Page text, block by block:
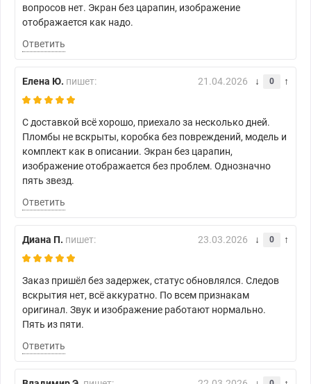
вопросов нет. Экран без царапин, изображение
отображается как надо.
Ответить
Елена Ю. пишет: 21.04.2026 0
С доставкой всё хорошо, приехало за несколько дней.
Пломбы не вскрыты, коробка без повреждений, модель и
комплект как в описании. Экран без царапин,
изображение отображается без проблем. Однозначно
пять звезд.
Ответить
Диана П. пишет: 23.03.2026 0
Заказ пришёл без задержек, статус обновлялся. Следов
вскрытия нет, всё аккуратно. По всем признакам
оригинал. Звук и изображение работают нормально.
Пять из пяти.
Ответить